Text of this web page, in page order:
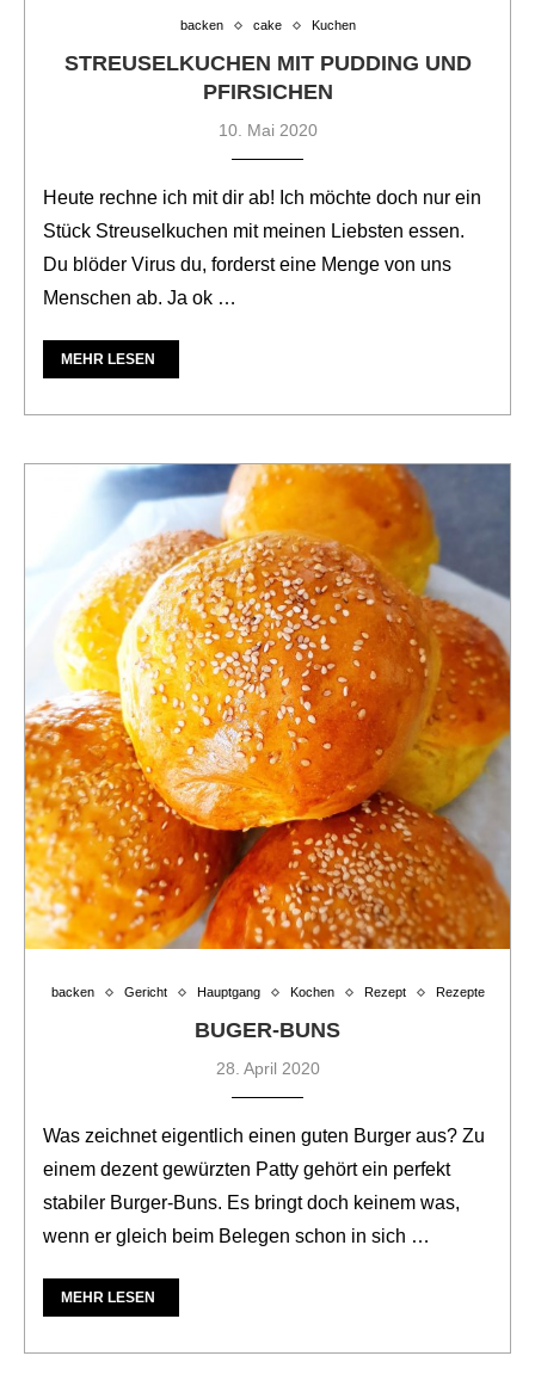
backen cake Kuchen
STREUSELKUCHEN MIT PUDDING UND
PFIRSICHEN
10. Mai 2020
Heute rechne ich mit dir ab! Ich möchte doch nur ein
Stück Streuselkuchen mit meinen Liebsten essen.
Du blöder Virus du, forderst eine Menge von uns
Menschen ab. Ja ok …
MEHR LESEN
backen Gericht Hauptgang Kochen Rezept Rezepte
BUGER-BUNS
28. April 2020
Was zeichnet eigentlich einen guten Burger aus? Zu
einem dezent gewürzten Patty gehört ein perfekt
stabiler Burger-Buns. Es bringt doch keinem was,
wenn er gleich beim Belegen schon in sich …
MEHR LESEN